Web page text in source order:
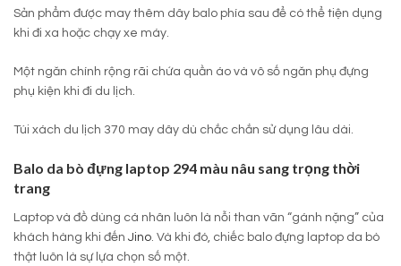
Sản phẩm được may thêm dây balo phía sau để có thể tiện dụng
khi đi xa hoặc chạy xe máy.
Một ngăn chính rộng rãi chứa quần áo và vô số ngăn phụ đựng
phụ kiện khi đi du lịch.
Túi xách du lịch 370 may dây dù chắc chắn sử dụng lâu dài.
Balo da bò đựng laptop 294 màu nâu sang trọng thời
trang
Laptop và đồ dùng cá nhân luôn là nỗi than vãn “gánh nặng” của
khách hàng khi đến Jino. Và khi đó, chiếc balo đựng laptop da bò
thật luôn là sự lựa chọn số một.